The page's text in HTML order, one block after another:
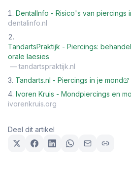
DentalInfo - Risico's van piercings
dentalinfo.nl
TandartsPraktijk - Piercings:
orale laesies
—tandartspraktijk.nl
Tandarts.nl - Piercings in je mond
Ivoren Kruis - Mondpiercings en
ivorenkruis.org
Deel dit artikel